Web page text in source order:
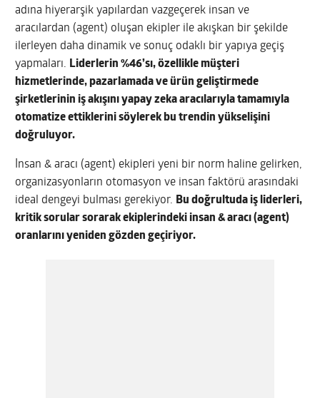
adına hiyerarşik yapılardan vazgeçerek insan ve
aracılardan (agent) oluşan ekipler ile akışkan bir şekilde
ilerleyen daha dinamik ve sonuç odaklı bir yapıya geçiş
yapmaları. Liderlerin %46’sı, özellikle müşteri
hizmetlerinde, pazarlamada ve ürün geliştirmede
şirketlerinin iş akışını yapay zeka aracılarıyla tamamıyla
otomatize ettiklerini söylerek bu trendin yükselişini
doğruluyor.
İnsan & aracı (agent) ekipleri yeni bir norm haline gelirken,
organizasyonların otomasyon ve insan faktörü arasındaki
ideal dengeyi bulması gerekiyor. Bu doğrultuda iş liderleri,
kritik sorular sorarak ekiplerindeki insan & aracı (agent)
oranlarını yeniden gözden geçiriyor.